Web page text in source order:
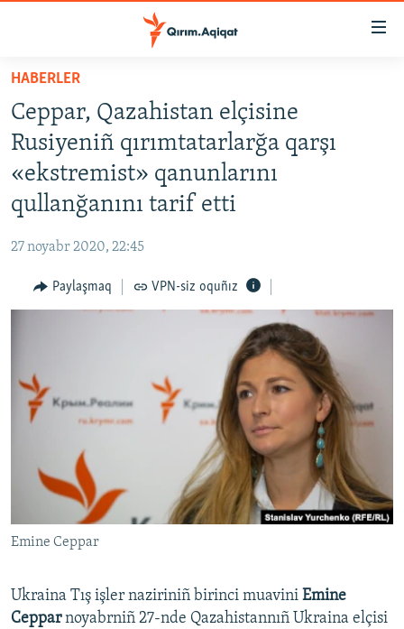
Esas
qaytmaq
Baş
navigatsiyağa
qaytmaq
Qıdıruvğa
SİYASET
İQTİSADİYAT
CEMİYET
İNSAN AQLARI
VİDEO
FİKİR
Українською
RFE/RS bütün saytları
HABERLER
Ceppar, Qazahistan elçisine
Rusiyeniñ qırımtatarlarğa qarşı
«ekstremist» qanunlarını
qullanğanını tarif etti
27 noyabr 2020, 22:45
Paylaşmaq VPN-siz oquñız
Emine Ceppar
Ukraina Tış işler naziriniñ birinci muavini Emine
Cepparnoyabrniñ 27-nde Qazahistannıñ Ukraina elçisi